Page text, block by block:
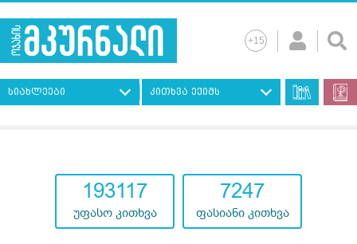
სიახლეები კითხვა ექიმს
193117
უფასო კითხვა
7247
ფასიანი კითხვა